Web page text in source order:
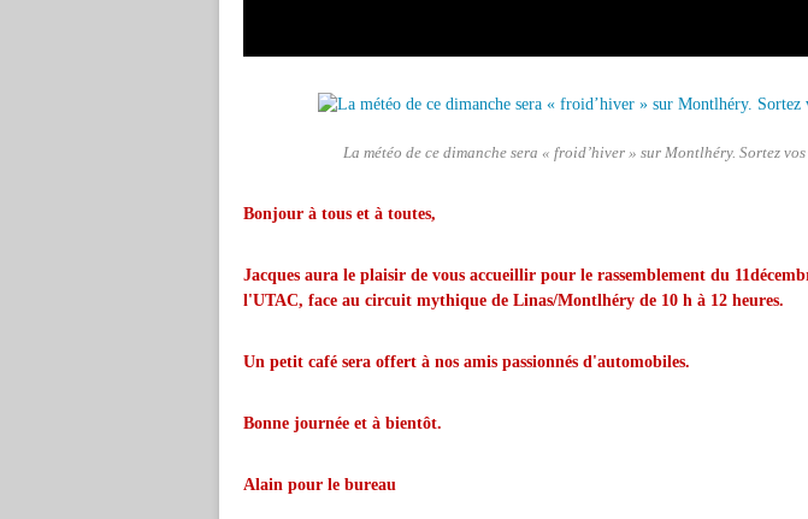
La météo de ce dimanche sera « froid’hiver » sur Montlhéry. Sortez
Bonjour à tous et à toutes,
Jacques aura le plaisir de vous accueillir pour le rassemblement du
l'UTAC, face au circuit mythique de Linas/Montlhéry de 10 h à 12 heures.
Un petit café sera offert à nos amis passionnés d'automobiles.
Bonne journée et à bientôt.
Alain pour le bureau